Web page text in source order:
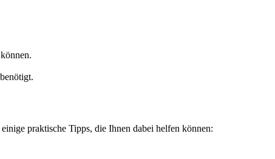
praktische Tipps, die Ihnen dabei helfen können: